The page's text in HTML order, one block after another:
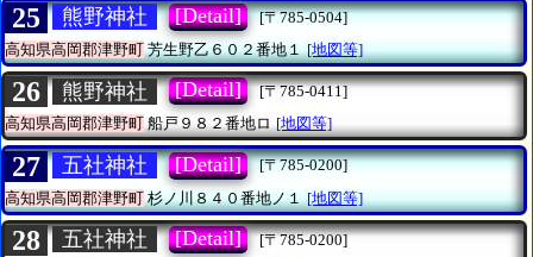
25 熊野神社 [Detail]
[〒785-0504]
高知県高岡郡津野町芳生野乙６０２番地１ [地図等]
26 熊野神社 [Detail]
[〒785-0411]
高知県高岡郡津野町船戸９８２番地ロ [地図等]
27 五社神社 [Detail]
[〒785-0200]
高知県高岡郡津野町杉ノ川８４０番地ノ１ [地図等]
28 五社神社 [Detail]
[〒785-0200]